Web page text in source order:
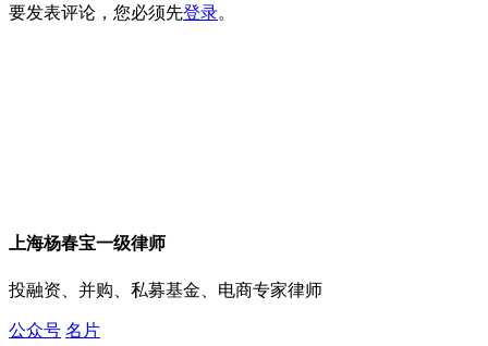
要发表评论，您必须先登录。
上海杨春宝一级律师
投融资、并购、私募基金、电商专家律师
公众号 名片